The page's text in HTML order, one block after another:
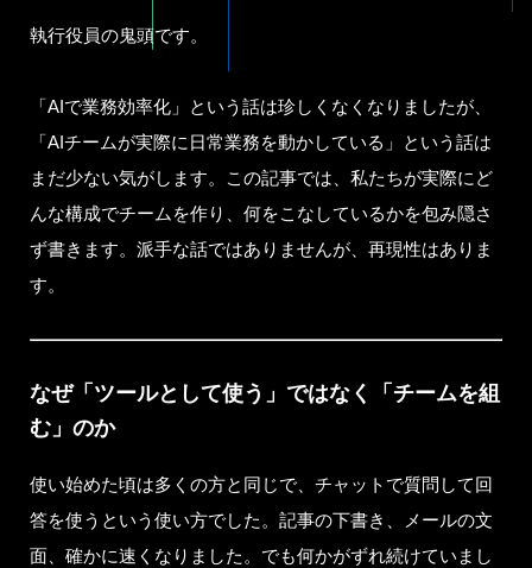
執行役員の鬼頭です。
「AIで業務効率化」という話は珍しくなくなりましたが、
「AIチームが実際に日常業務を動かしている」という話は
まだ少ない気がします。この記事では、私たちが実際にど
んな構成でチームを作り、何をこなしているかを包み隠さ
ず書きます。派手な話ではありませんが、再現性はありま
す。
なぜ「ツールとして使う」ではなく「チームを組
む」のか
使い始めた頃は多くの方と同じで、チャットで質問して回
答を使うという使い方でした。記事の下書き、メールの文
面、確かに速くなりました。でも何かがずれ続けていまし